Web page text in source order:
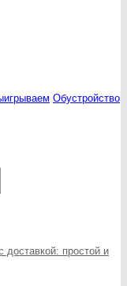
Обустройство
доставкой: простой и